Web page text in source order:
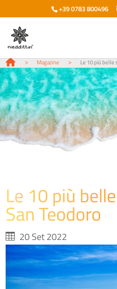
+39 0783 800496
> Magazine > Le 10 più belle
Le 10 più
San Teodoro
20 Set 2022